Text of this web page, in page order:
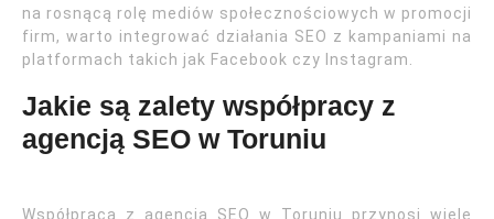
na rosnącą rolę mediów społecznościowych w promocji
firm, warto integrować działania SEO z kampaniami na
platformach takich jak Facebook czy Instagram.
Jakie są zalety współpracy z
agencją SEO w Toruniu
Współpraca z agencją SEO w Toruniu przynosi wiele